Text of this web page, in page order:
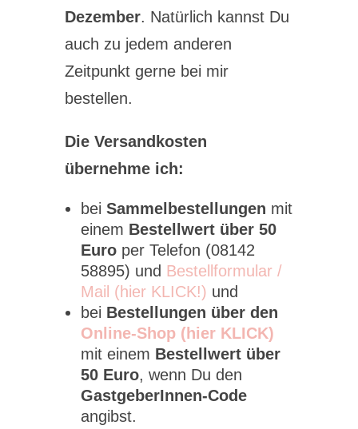
Dezember. Natürlich kannst Du
auch zu jedem anderen
Zeitpunkt gerne bei mir
bestellen.
Die Versandkosten
übernehme ich:
bei Sammelbestellungen mit
einem Bestellwert über 50
Euro per Telefon (08142
58895) und Bestellformular /
Mail (hier KLICK!) und
bei Bestellungen über den
Online-Shop (hier KLICK)
mit einem Bestellwert über
50 Euro, wenn Du den
GastgeberInnen-Code
angibst.